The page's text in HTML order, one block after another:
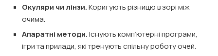
Окуляри чи лінзи.Коригують різницю в зорі між
очима.
Апаратні методи.Існують комп’ютерні програми,
ігри та прилади, які тренують спільну роботу очей.